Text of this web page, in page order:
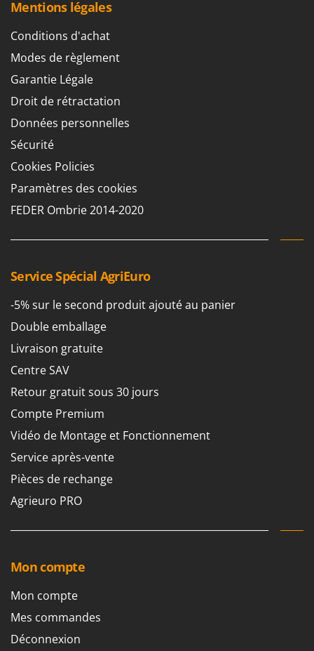
Mentions légales
Conditions d'achat
Modes de règlement
Garantie Légale
Droit de rétractation
Données personnelles
Sécurité
Cookies Policies
Paramètres des cookies
FEDER Ombrie 2014-2020
Service Spécial AgriEuro
-5% sur le second produit ajouté au panier
Double emballage
Livraison gratuite
Centre SAV
Retour gratuit sous 30 jours
Compte Premium
Vidéo de Montage et Fonctionnement
Service après-vente
Pièces de rechange
Agrieuro PRO
Mon compte
Mon compte
Mes commandes
Déconnexion